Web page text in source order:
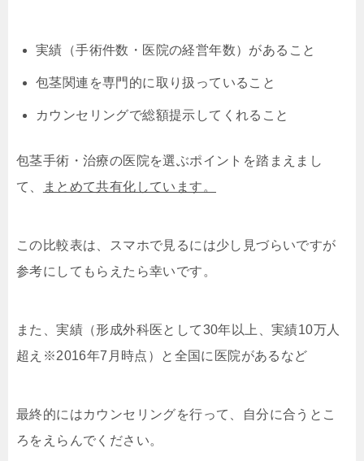
実績（手術件数・医院の経営年数）があること
包茎関連を専門的に取り扱っていること
カウンセリングで総額提示してくれること
包茎手術・治療の医院を選ぶポイントを踏まえまし
て、
まとめて共有化しています。
この比較表は、スマホで見るには少し見づらいですが
参考にしてもらえたら幸いです。
また、実績（形成外科医として30年以上、実績10万人
超え※2016年7月時点）と全国に医院があるなど
最終的にはカウンセリングを行って、自分に合うとこ
ろをえらんでください。